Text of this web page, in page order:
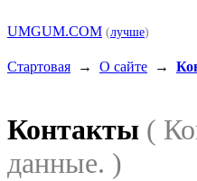
UMGUM.COM (лучше)
Стартовая → О сайте →
Контакты (
данные. )